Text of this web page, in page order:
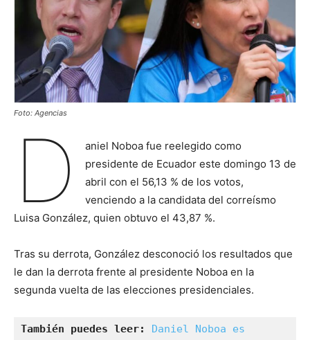
Foto: Agencias
D
aniel Noboa fue reelegido como
presidente de Ecuador este domingo 13 de
abril con el 56,13 % de los votos,
venciendo a la candidata del correísmo
Luisa González, quien obtuvo el 43,87 %.
Tras su derrota, González desconoció los resultados que
le dan la derrota frente al presidente Noboa en la
segunda vuelta de las elecciones presidenciales.
También puedes leer:
Daniel Noboa es